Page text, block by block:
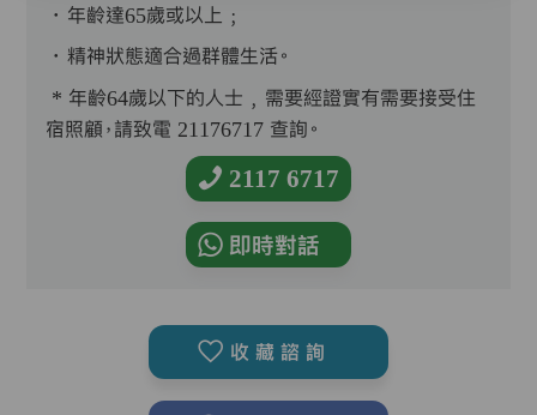
．年齡達65歲或以上﹔
．精神狀態適合過群體生活。
* 年齡64歲以下的人士﹐需要經證實有需要接受住
宿照顧，請致電 21176717 查詢。
2117 6717
即時對話
收藏諮詢